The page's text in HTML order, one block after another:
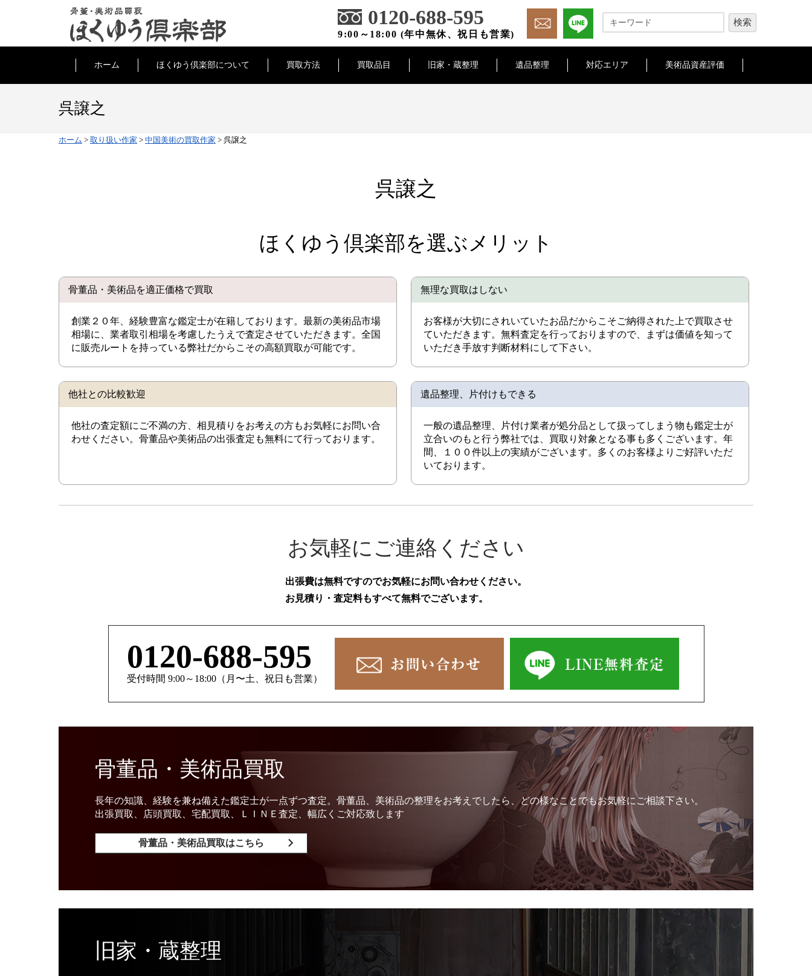
0120-688-595
9:00～18:00 (年中無休、祝日も営業)
ホーム ほくゆう倶楽部について 買取方法 買取品目 旧家・蔵整理 遺品整理 対応エリア 美術品資産評価
呉譲之
ホーム > 取り扱い作家 > 中国美術の買取作家 > 呉譲之
呉譲之
ほくゆう倶楽部を選ぶメリット
骨董品・美術品を適正価格で買取
創業２０年、経験豊富な鑑定士が在籍しております。最新の美術品市場
相場に、業者取引相場を考慮したうえで査定させていただきます。全国
に販売ルートを持っている弊社だからこその高額買取が可能です。
無理な買取はしない
お客様が大切にされいていたお品だからこそご納得された上で買取させ
ていただきます。無料査定を行っておりますので、まずは価値を知って
いただき手放す判断材料にして下さい。
他社との比較歓迎
他社の査定額にご不満の方、相見積りをお考えの方もお気軽にお問い合
わせください。骨董品や美術品の出張査定も無料にて行っております。
遺品整理、片付けもできる
一般の遺品整理、片付け業者が処分品として扱ってしまう物も鑑定士が
立合いのもと行う弊社では、買取り対象となる事も多くございます。年
間、１００件以上の実績がございます。多くのお客様よりご好評いただ
いております。
お気軽にご連絡ください
出張費は無料ですのでお気軽にお問い合わせください。
お見積り・査定料もすべて無料でございます。
0120-688-595
受付時間 9:00～18:00（月〜土、祝日も営業）
骨董品・美術品買取
長年の知識、経験を兼ね備えた鑑定士が一点ずつ査定。骨董品、美術品の整理をお考えでしたら、どの様なことでもお気軽にご相談下さい。
出張買取、店頭買取、宅配買取、ＬＩＮＥ査定、幅広くご対応致します
骨董品・美術品買取はこちら
旧家・蔵整理